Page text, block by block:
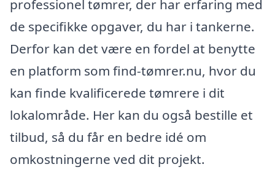
professionel tømrer, der har erfaring med
de specifikke opgaver, du har i tankerne.
Derfor kan det være en fordel at benytte
en platform som find-tømrer.nu, hvor du
kan finde kvalificerede tømrere i dit
lokalområde. Her kan du også bestille et
tilbud, så du får en bedre idé om
omkostningerne ved dit projekt.